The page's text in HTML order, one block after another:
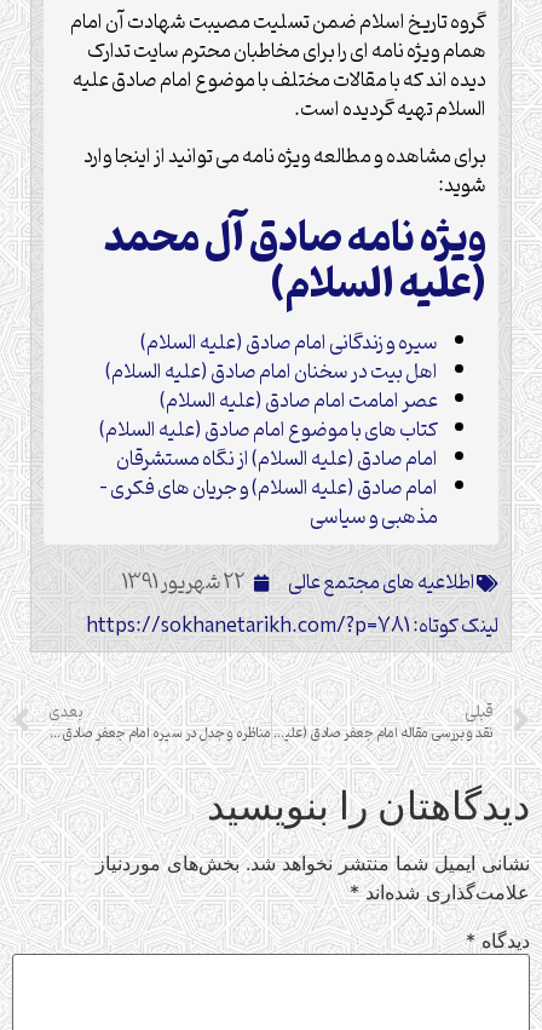
گروه تاریخ اسلام ضمن تسلیت مصیبت شهادت آن امام
همام ویژه نامه ای را برای مخاطبان محترم سایت تدارک
دیده اند که با مقالات مختلف با موضوع امام صادق علیه
السلام تهیه گردیده است.
برای مشاهده و مطالعه ویژه نامه می توانید از اینجا وارد
شوید:
ویژه نامه صادق آل محمد
(علیه السلام)
سیره و زندگانی امام صادق (علیه السلام)
اهل بیت در سخنان امام صادق (علیه السلام)
عصر امامت امام صادق (علیه السلام)
کتاب های با موضوع امام صادق (علیه السلام)
امام صادق (علیه السلام) از نگاه مستشرقان
امام صادق (علیه السلام) و جریان های فکری –
مذهبی و سیاسی
اطلاعیه های مجتمع عالی
22 شهریور 1391
لینک کوتاه: https://sokhanetarikh.com/?p=781
قبلی
نقد و بررسى‌ مقاله امام جعفر صادق (علیه السلام) در دائره المعارف اسلام
بعدی
مناظره و جدل در سيره امام جعفر صادق (عليه‌ السلام)
دیدگاهتان را بنویسید
نشانی ایمیل شما منتشر نخواهد شد. بخش‌های موردنیاز
علامت‌گذاری شده‌اند*
دیدگاه*